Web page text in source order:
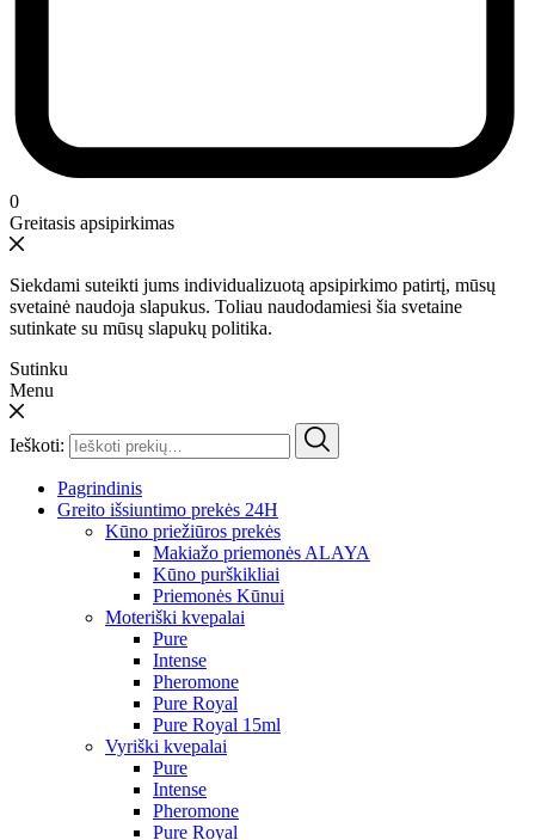
0
Greitasis apsipirkimas
Siekdami suteikti jums individualizuotą apsipirkimo patirtį, mūsų
svetainė naudoja slapukus. Toliau naudodamiesi šia svetaine
sutinkate su mūsų slapukų politika.
Sutinku
Menu
Ieškoti:
Pagrindinis
Greito išsiuntimo prekės 24H
Kūno priežiūros prekės
Makiažo priemonės ALAYA
Kūno purškikliai
Priemonės Kūnui
Moteriški kvepalai
Pure
Intense
Pheromone
Pure Royal
Pure Royal 15ml
Vyriški kvepalai
Pure
Intense
Pheromone
Pure Royal